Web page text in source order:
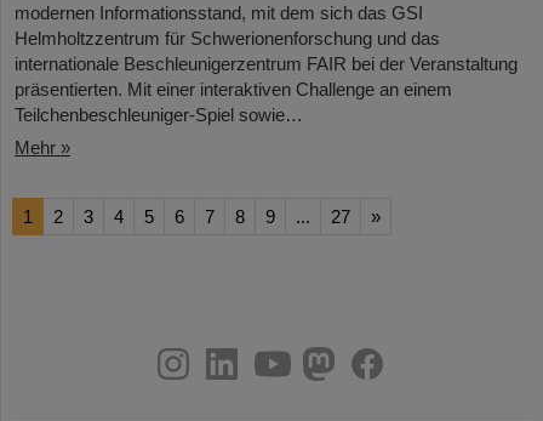
modernen Informationsstand, mit dem sich das GSI
Helmholtzzentrum für Schwerionenforschung und das
internationale Beschleunigerzentrum FAIR bei der Veranstaltung
präsentierten. Mit einer interaktiven Challenge an einem
Teilchenbeschleuniger-Spiel sowie…
Mehr »
1 2 3 4 5 6 7 8 9 ... 27 »
youtube
helmholtz.social
facebook